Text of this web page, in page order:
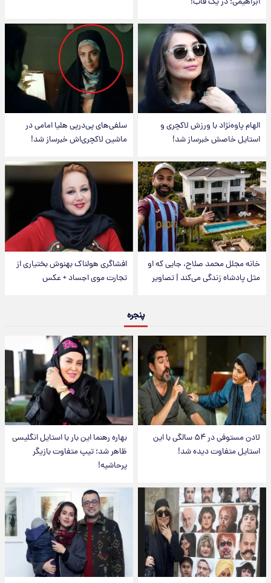
الهام پاوه‌نژاد با ورزش لاکچری و
استایل خاصش خبرساز شد!
سلفی‌های پی‌درپی هلیا امامی در
ماشین لاکچری‌اش خبرساز شد!
خانه مجلل محمد صلاح، جایی که او
مثل پادشاه زندگی می‌کند | تصاویر
افشاگری هولناک بهنوش بختیاری از
تجارت موی اجساد + عکس
پنجره
لادن مستوفی در ۵۴ سالگی با این
استایل متفاوت دیده شد!
بهاره رهنما این بار با استایل انگلیسی
ظاهر شد؛ تیپ متفاوت بازیگر
پرحاشیه!